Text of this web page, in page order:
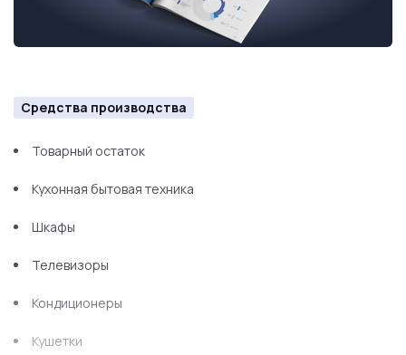
Средства производства
Товарный остаток
Кухонная бытовая техника
Шкафы
Телевизоры
Кондиционеры
Кушетки